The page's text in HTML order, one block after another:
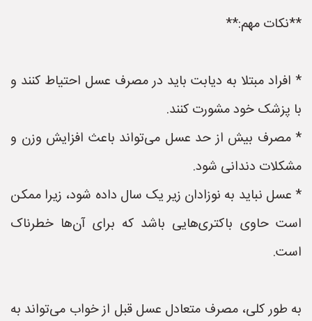
**نکات مهم:**
* افراد مبتلا به دیابت باید در مصرف عسل احتیاط کنند و
با پزشک خود مشورت کنند.
* مصرف بیش از حد عسل می‌تواند باعث افزایش وزن و
مشکلات دندانی شود.
* عسل نباید به نوزادان زیر یک سال داده شود، زیرا ممکن
است حاوی باکتری‌هایی باشد که برای آن‌ها خطرناک
است.
به طور کلی، مصرف متعادل عسل قبل از خواب می‌تواند به